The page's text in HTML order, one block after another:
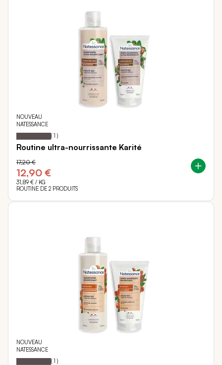
NOUVEAU
NATESSANCE
Notation: 100
% of
( 1 )
Routine ultra-nourrissante Karité
12,90 €
17,20 €
31,89 € / KG
ROUTINE DE 2 PRODUITS
NOUVEAU
NATESSANCE
Notation: 100
% of
( 1 )